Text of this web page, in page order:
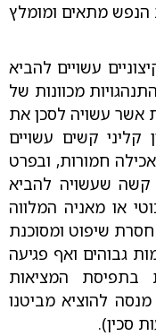
הנפש מתאים ומומלץ
עשויים להביא
מכוונות של
אשר עשויה לסכן את
קשים עשויים
חמורות, ובפרט
קשה שעשויה להביא
או מאניה המלווה
שיפוט ומסוכנת
גבוהים ואף פגיעה
בתפיסת המציאות
להוציא מביטנו
סכין).